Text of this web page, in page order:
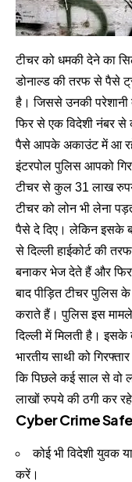
टीचर को धमकी देने का
डोनाल्ड की तरफ से पैसे
है। जिससे उनकी
फिर से एक विदेशी नंबर से
पैसे आपके अकाउंट में आ रहे
इंटरपोल पुलिस आपको
टीचर से कुल 31 लाख
टीचर को लोन भी लेना
पैसे दे दिए। लेकिन इसके
से दिल्ली हाईकोर्ट की
बनाकर भेज देते हैं और
बाद पीड़ित टीचर पुलिस के
कराते हैं। पुलिस इस
दिल्ली में मिलती है।
भारतीय साथी को
कि पिछले कई साल से वो
लाखों रुपये की ठगी कर
Cyber Crime
कोई भी विदेशी युवक
करें।